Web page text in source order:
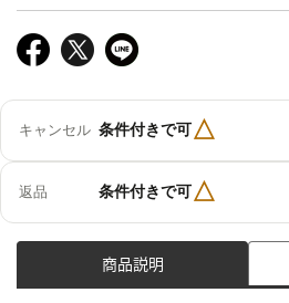
キャンセル 条件付きで可△
返品 条件付きで可△
商品説明